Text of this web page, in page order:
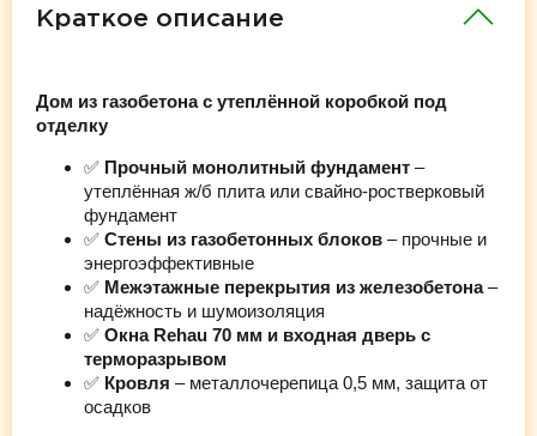
Краткое описание
Дом из газобетона с утеплённой коробкой под
отделку
✅ Прочный монолитный фундамент –
утеплённая ж/б плита или свайно-ростверковый
фундамент
✅ Стены из газобетонных блоков – прочные и
энергоэффективные
✅ Межэтажные перекрытия из железобетона–
надёжность и шумоизоляция
✅ Окна Rehau 70 мм и входная дверь с
терморазрывом
✅ Кровля – металлочерепица 0,5 мм, защита от
осадков